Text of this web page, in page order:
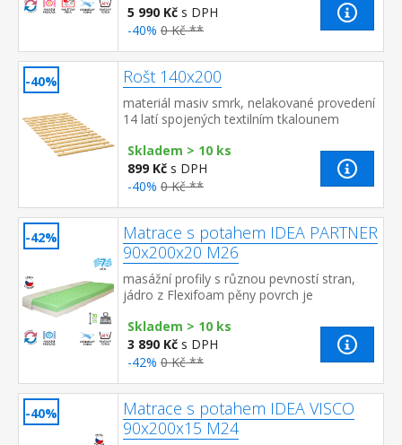
5 990 Kč s DPH
-40% 0 Kč **
-40% Rošt 140x200
materiál masiv smrk, nelakované provedení
14 latí spojených textilním tkalounem
Skladem > 10 ks
899 Kč s DPH
-40% 0 Kč **
-42%
Matrace s potahem IDEA PARTNER
90x200x20 M26
masážní profily s různou pevností stran,
jádro z Flexifoam pěny povrch je
obou stranách tvrdá (bílá) a měkk...
Skladem > 10 ks
3 890 Kč s DPH
-42% 0 Kč **
-40%
Matrace s potahem IDEA VISCO
90x200x15 M24